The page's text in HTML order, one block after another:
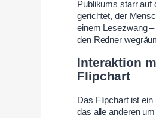
Publikums starr auf
gerichtet, der
einem Lesezwang
den Redner
Interaktion
Flipchart
Das Flipchart ist ein
das alle anderen